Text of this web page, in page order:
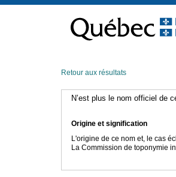
contenu
Retour aux résultats
N’est plus le nom officiel de
Origine et signification
L'origine de ce nom et, le cas
La Commission de toponymie